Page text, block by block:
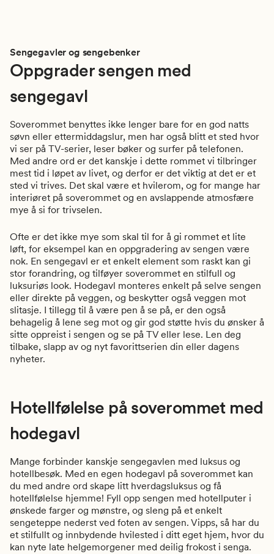
Sengegavler og sengebenker
Oppgrader sengen med
sengegavl
Soverommet benyttes ikke lenger bare for en god natts
søvn eller ettermiddagslur, men har også blitt et sted hvor
vi ser på TV-serier, leser bøker og surfer på telefonen.
Med andre ord er det kanskje i dette rommet vi tilbringer
mest tid i løpet av livet, og derfor er det viktig at det er et
sted vi trives. Det skal være et hvilerom, og for mange har
interiøret på soverommet og en avslappende atmosfære
mye å si for trivselen.
Ofte er det ikke mye som skal til for å gi rommet et lite
løft, for eksempel kan en oppgradering av sengen være
nok. En sengegavl er et enkelt element som raskt kan gi
stor forandring, og tilføyer soverommet en stilfull og
luksuriøs look. Hodegavl monteres enkelt på selve sengen
eller direkte på veggen, og beskytter også veggen mot
slitasje. I tillegg til å være pen å se på, er den også
behagelig å lene seg mot og gir god støtte hvis du ønsker å
sitte oppreist i sengen og se på TV eller lese. Len deg
tilbake, slapp av og nyt favorittserien din eller dagens
nyheter.
Hotellfølelse på soverommet med
hodegavl
Mange forbinder kanskje sengegavlen med luksus og
hotellbesøk. Med en egen hodegavl på soverommet kan
du med andre ord skape litt hverdagsluksus og få
hotellfølelse hjemme! Fyll opp sengen med hotellputer i
ønskede farger og mønstre, og sleng på et enkelt
sengeteppe nederst ved foten av sengen. Vipps, så har du
et stilfullt og innbydende hvilested i ditt eget hjem, hvor du
kan nyte late helgemorgener med deilig frokost i senga.